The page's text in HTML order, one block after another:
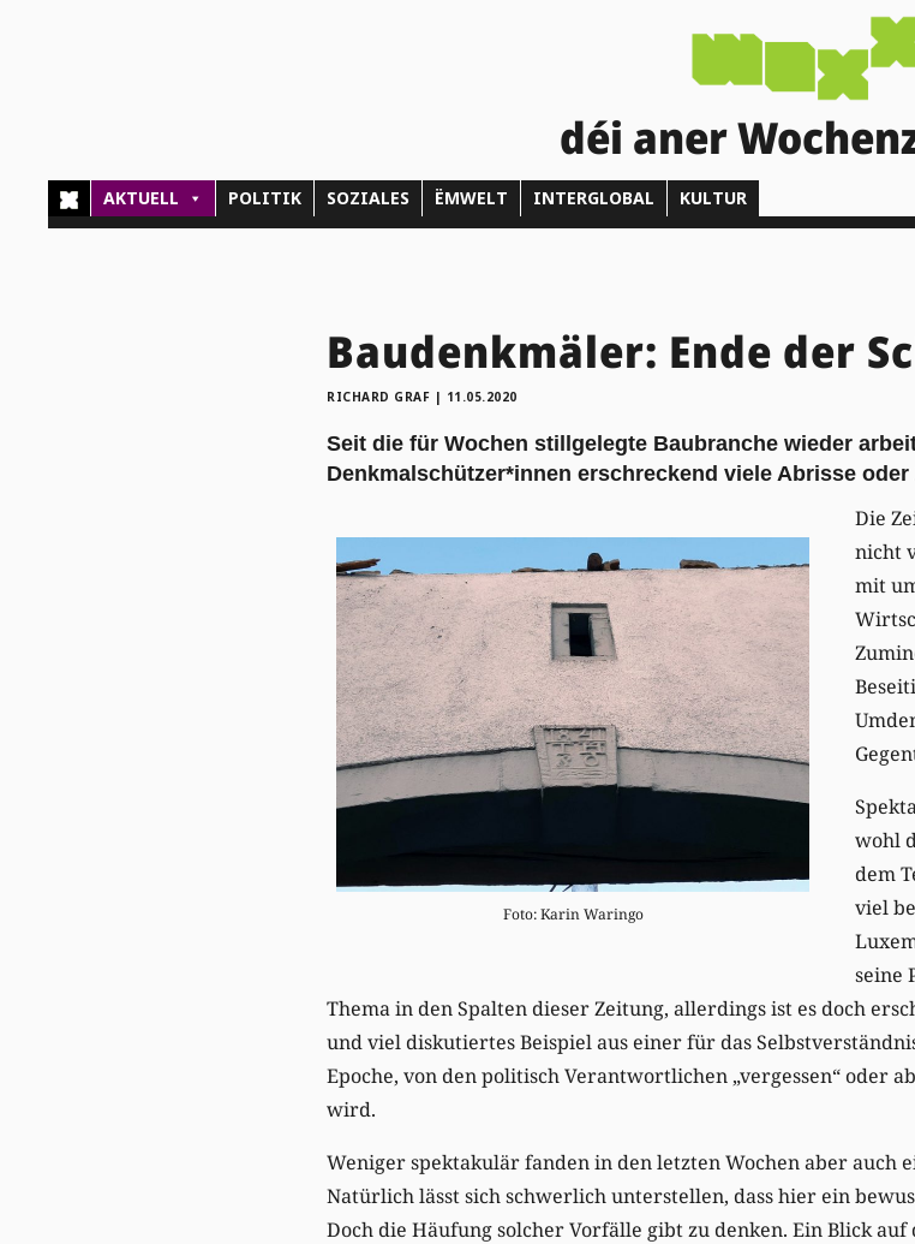
déi aner
AKTUELL POLITIK SOZIALES ËMWELT INTERGLOBAL KULTUR
Baudenkmäler: Ende der
RICHARD GRAF | 11.05.2020
Seit die für Wochen stillgelegte Baubranche wieder
Denkmalschützer*innen erschreckend viele Abrisse
Foto: Karin Waringo
Die
nicht
mit
wohl
dem
viel
seine
Thema in den Spalten dieser Zeitung, allerdings ist es doch
und viel diskutiertes Beispiel aus einer für das
Epoche, von den politisch Verantwortlichen „vergessen“ oder
wird.
Weniger spektakulär fanden in den letzten Wochen aber auch
Natürlich lässt sich schwerlich unterstellen, dass hier ein
Doch die Häufung solcher Vorfälle gibt zu denken. Ein Blick auf